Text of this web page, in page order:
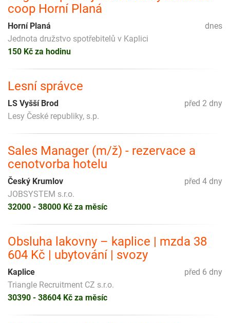
coop Horní Planá
dnes
Horní Planá
Jednota družstvo spotřebitelů v Kaplici
150 Kč za hodinu
Lesní správce
před 2 dny
LS Vyšší Brod
Lesy České republiky, s.p.
Sales Manager (m/ž) - rezervace a
cenotvorba hotelu
před 4 dny
Český Krumlov
JOBSYSTEM s.r.o.
32000 - 38000 Kč za měsíc
Obsluha lakovny – kaplice | mzda 38
604 Kč | ubytování | svozy
před 6 dny
Kaplice
Triangle Recruitment CZ s.r.o.
30390 - 38604 Kč za měsíc